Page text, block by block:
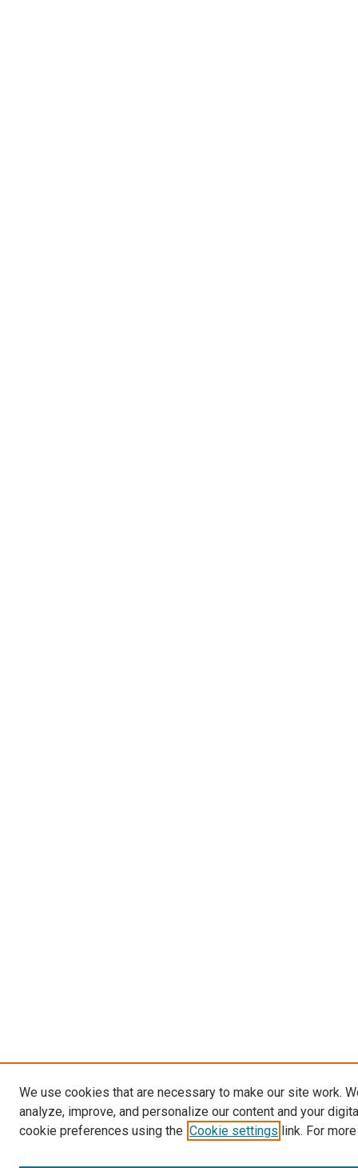
We use cookies that are necessary to make our site work.
analyze, improve, and personalize our content and your
cookie preferences using the Cookie settings link. For